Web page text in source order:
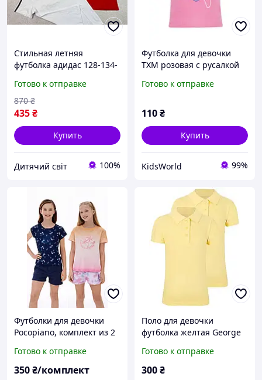
Стильная летняя
футболка адидас 128-134-
детей мальчиков девочек
детская красная футболка
adidas
Готово к отправке
435₴
870 ₴
Купить
Дитячий світ 100%
Футболка для девочки
TXM розовая с русалкой
Готово к отправке
110₴
Купить
KidsWorld 99%
Футболки для девочки
Pocopiano, комплект из 2
тай дай; размер 128
Готово к отправке
350₴/комплект
Поло для девочки
футболка желтая George
Готово к отправке
300₴